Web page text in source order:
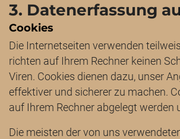
3. Datenerfassung
Cookies
Die Internetseiten verwenden
richten auf Ihrem Rechner keinen
Viren. Cookies dienen dazu, unser
effektiver und sicherer zu machen.
auf Ihrem Rechner abgelegt werden
Die meisten der von uns